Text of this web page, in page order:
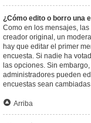
¿Cómo edito o borro una
Como en los mensajes,
creador original, un
hay que editar el primer
encuesta. Si nadie ha
las opciones. Sin
administradores pueden
encuestas sean
Arriba